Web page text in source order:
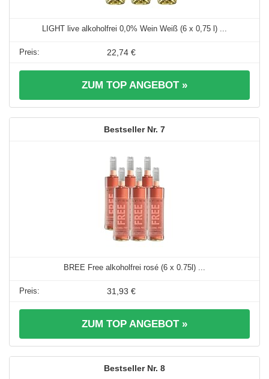
LIGHT live alkoholfrei 0,0% Wein Weiß (6 x 0,75 l) ...
22,74 €
ZUM TOP ANGEBOT »
7
BREE Free alkoholfrei rosé (6 x 0.75l) ...
31,93 €
ZUM TOP ANGEBOT »
8